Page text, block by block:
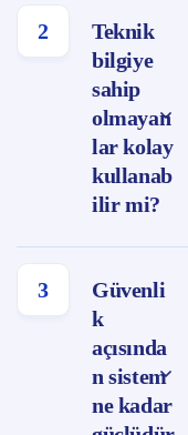
2
Teknik
bilgiye
sahip
olmayan
lar kolay
kullanab
ilir mi?
3
Güvenli
k
açısında
n sistem
ne kadar